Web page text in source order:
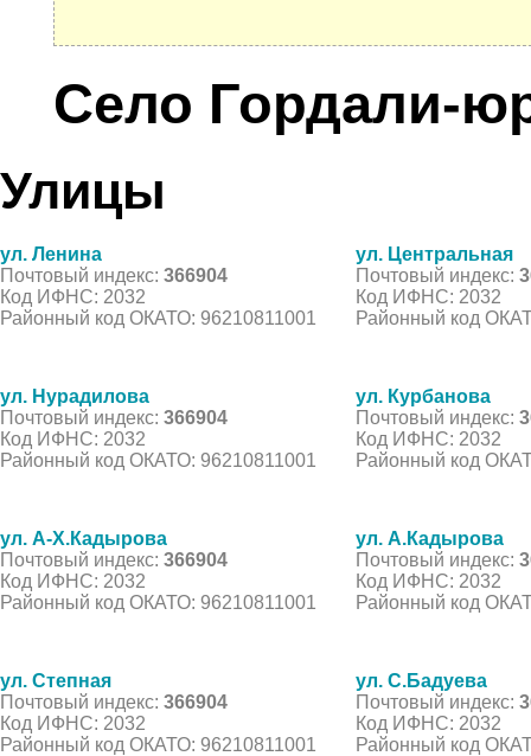
Село Гордали-
Улицы
ул. Ленина
Почтовый индекс: 366904
Код ИФНС: 2032
Районный код ОКАТО: 96210811001
ул. Центральная
Почтовый индекс:
Код ИФНС: 2032
Районный код
ул. Нурадилова
Почтовый индекс: 366904
Код ИФНС: 2032
Районный код ОКАТО: 96210811001
ул. Курбанова
Почтовый индекс:
Код ИФНС: 2032
Районный код
ул. А-Х.Кадырова
Почтовый индекс: 366904
Код ИФНС: 2032
Районный код ОКАТО: 96210811001
ул. А.Кадырова
Почтовый индекс:
Код ИФНС: 2032
Районный код
ул. Степная
Почтовый индекс: 366904
Код ИФНС: 2032
Районный код ОКАТО: 96210811001
ул. С.Бадуева
Почтовый индекс:
Код ИФНС: 2032
Районный код